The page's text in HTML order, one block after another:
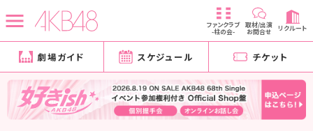
ファンクラブ
-柱の会-
取材/出演
お問合せ リクルート
劇場ガイド スケジュール チケット